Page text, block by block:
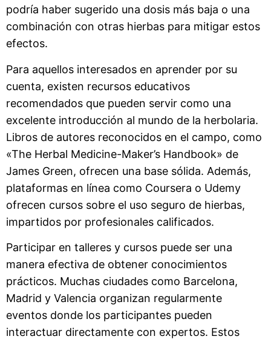
podría haber sugerido una dosis más baja o una
combinación con otras hierbas para mitigar estos
efectos.
Para aquellos interesados en aprender por su
cuenta, existen recursos educativos
recomendados que pueden servir como una
excelente introducción al mundo de la herbolaria.
Libros de autores reconocidos en el campo, como
«The Herbal Medicine-Maker’s Handbook» de
James Green, ofrecen una base sólida. Además,
plataformas en línea como Coursera o Udemy
ofrecen cursos sobre el uso seguro de hierbas,
impartidos por profesionales calificados.
Participar en talleres y cursos puede ser una
manera efectiva de obtener conocimientos
prácticos. Muchas ciudades como Barcelona,
Madrid y Valencia organizan regularmente
eventos donde los participantes pueden
interactuar directamente con expertos. Estos